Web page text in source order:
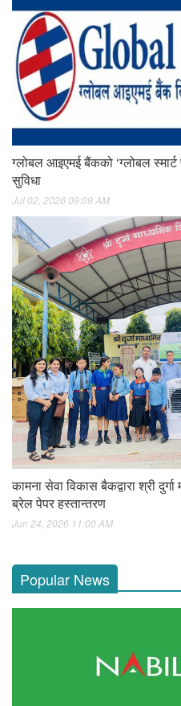
ग्लोबल आइएमई बैंकको ‘ग्लोबल स्मार्ट
सुविधा
Jul 02, 2026 09:09 AM
कामना सेवा विकास बैकद्वारा श्री
ब्रेल पेपर हस्तान्तरण
Jun 24, 2026 11:00 AM
Popular News